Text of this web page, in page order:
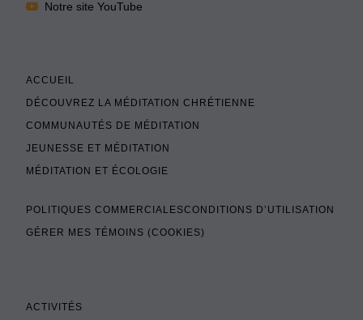
Notre site YouTube
ACCUEIL
DÉCOUVREZ LA MÉDITATION CHRÉTIENNE
COMMUNAUTÉS DE MÉDITATION
JEUNESSE ET MÉDITATION
MÉDITATION ET ÉCOLOGIE
POLITIQUES COMMERCIALESCONDITIONS D’UTILISATION
GÉRER MES TÉMOINS (COOKIES)
ACTIVITÉS